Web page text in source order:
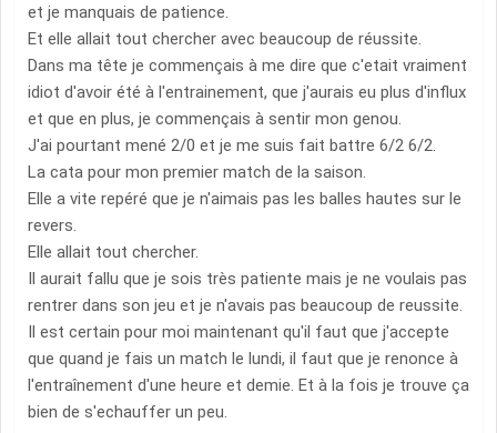
et je manquais de patience.
Et elle allait tout chercher avec beaucoup de réussite.
Dans ma tête je commençais à me dire que c'etait vraiment
idiot d'avoir été à l'entrainement, que j'aurais eu plus d'influx
et que en plus, je commençais à sentir mon genou.
J'ai pourtant mené 2/0 et je me suis fait battre 6/2 6/2.
La cata pour mon premier match de la saison.
Elle a vite repéré que je n'aimais pas les balles hautes sur le
revers.
Elle allait tout chercher.
Il aurait fallu que je sois très patiente mais je ne voulais pas
rentrer dans son jeu et je n'avais pas beaucoup de reussite.
Il est certain pour moi maintenant qu'il faut que j'accepte
que quand je fais un match le lundi, il faut que je renonce à
l'entraînement d'une heure et demie. Et à la fois je trouve ça
bien de s'echauffer un peu.